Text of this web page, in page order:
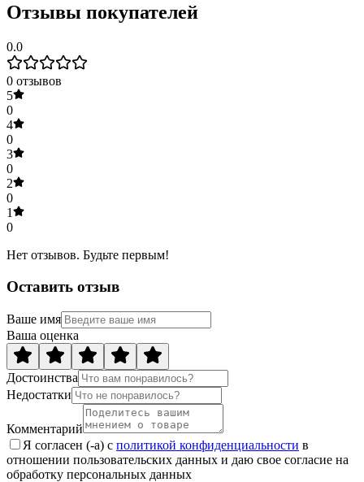
Отзывы покупателей
0.0
0 отзывов
5
0
4
0
3
0
2
0
1
0
Нет отзывов. Будьте первым!
Оставить отзыв
Ваше имя
Ваша оценка
Достоинства
Недостатки
Комментарий
Я согласен (-а) с политикой конфиденциальности в
отношении пользовательских данных и даю свое согласие на
обработку персональных данных